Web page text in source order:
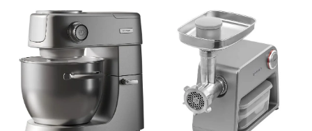
ДОБАВИТЬ К СРАВНЕНИЮ
ДОБАВИТЬ В ПОЖЕЛАНИЯ